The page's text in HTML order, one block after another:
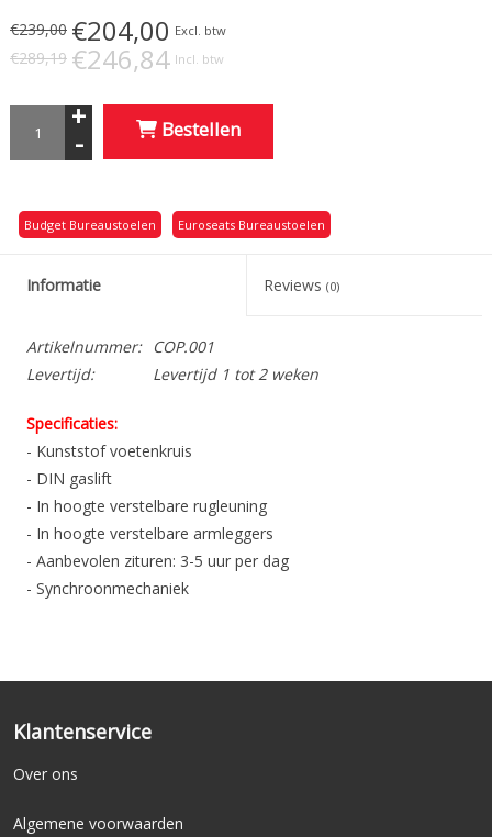
€239,00 €204,00 Excl. btw
€289,19 €246,84 Incl. btw
+
- Bestellen
Budget Bureaustoelen Euroseats Bureaustoelen
Informatie Reviews (0)
Artikelnummer:
COP.001
Levertijd:
Levertijd 1 tot 2 weken
Specificaties:
- Kunststof voetenkruis
- DIN gaslift
- In hoogte verstelbare rugleuning
- In hoogte verstelbare armleggers
- Aanbevolen zituren: 3-5 uur per dag
- Synchroonmechaniek
Afmetingen:
Breedte: 63,0 cm
Diepte: 57,5 cm
Klantenservice
Over ons
Algemene voorwaarden